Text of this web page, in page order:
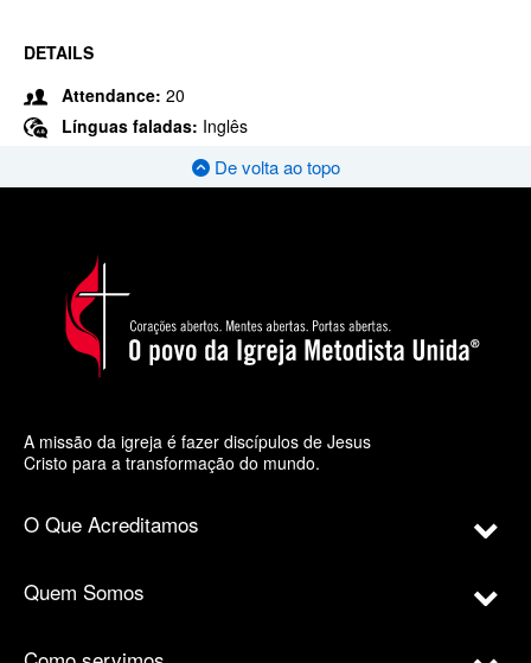
DETAILS
Attendance: 20
Línguas faladas: Inglês
De volta ao topo
A missão da igreja é fazer discípulos de Jesus
Cristo para a transformação do mundo.
O Que Acreditamos
Quem Somos